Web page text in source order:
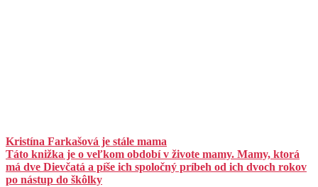
Kristína Farkašová je stále mama
Táto knižka je o veľkom období v živote mamy. Mamy, ktorá
má dve Dievčatá a píše ich spoločný príbeh od ich dvoch rokov
po nástup do škôlky